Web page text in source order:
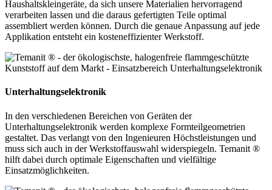
Haushaltskleingeräte, da sich unsere Materialien hervorragend
verarbeiten lassen und die daraus gefertigten Teile optimal
assembliert werden können. Durch die genaue Anpassung auf jede
Applikation entsteht ein kosteneffizienter Werkstoff.
Unterhaltungselektronik
In den verschiedenen Bereichen von Geräten der
Unterhaltungselektronik werden komplexe Formteilgeometrien
gestaltet. Das verlangt von den Ingenieuren Höchstleistungen und
muss sich auch in der Werkstoffauswahl widerspiegeln. Temanit ®
hilft dabei durch optimale Eigenschaften und vielfältige
Einsatzmöglichkeiten.